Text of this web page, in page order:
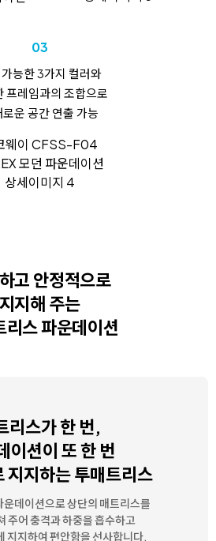
03
능한 3가지 컬러와
프레임과의 조합으로
로운 공간 연출 가능
고 안정적으로
지지해 주는
리스 파운데이션
리스가 한 번,
이션이 또 한 번
지지하는 투매트리스
운데이션으로 상단의 매트리스를
주어충격과 하중을 흡수하고
지지하여 편안함을 선사합니다.